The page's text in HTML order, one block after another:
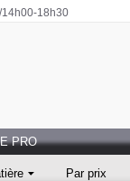
18h30
PRO
Par prix